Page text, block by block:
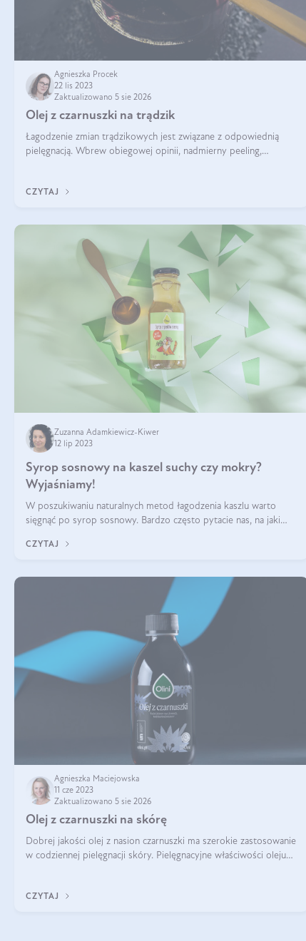
Agnieszka Procek
22 lis 2023
Zaktualizowano 5 sie 2026
Olej z czarnuszki na trądzik
Łagodzenie zmian trądzikowych jest związane z odpowiednią
pielęgnacją. Wbrew obiegowej opinii, nadmierny peeling,
CZYTAJ
Zuzanna Adamkiewicz-Kiwer
12 lip 2023
Syrop sosnowy na kaszel suchy czy mokry?
Wyjaśniamy!
W poszukiwaniu naturalnych metod łagodzenia kaszlu warto
sięgnąć po syrop sosnowy. Bardzo często pytacie nas, na jaki
przyjmować na noc? Czy syrop s
CZYTAJ
Agnieszka Maciejowska
11 cze 2023
Zaktualizowano 5 sie 2026
Olej z czarnuszki na skórę
Dobrej jakości olej z nasion czarnuszki ma szerokie zastosowanie
w codziennej pielęgnacji skóry. Pielęgnacyjne właściwości oleju
CZYTAJ